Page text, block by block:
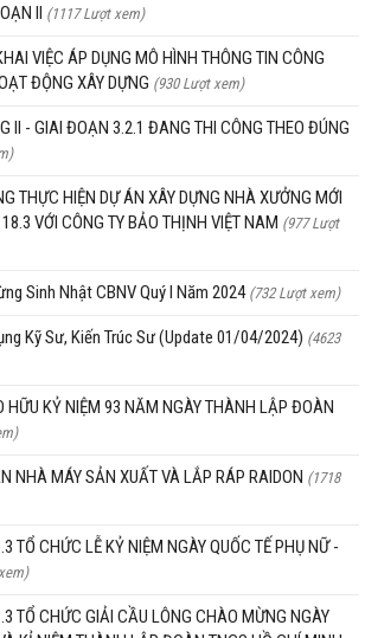
II (1117 Lượt xem)
VIỆC ÁP DỤNG MÔ HÌNH THÔNG TIN CÔNG
ĐỘNG XÂY DỰNG (930 Lượt xem)
II - GIAI ĐOẠN 3.2.1 ĐANG THI CÔNG THEO ĐÚNG
THỰC HIỆN DỰ ÁN XÂY DỰNG NHÀ XƯỞNG MỚI
VỚI CÔNG TY BẢO THỊNH VIỆT NAM (977 Lượt
Sinh Nhật CBNV Quý I Năm 2024 (732 Lượt xem)
Kỹ Sư, Kiến Trúc Sư (Update 01/04/2024) (4623
HỮU KỶ NIỆM 93 NĂM NGÀY THÀNH LẬP ĐOÀN
NHÀ MÁY SẢN XUẤT VÀ LẮP RÁP RAIDON (1718
TỔ CHỨC LỄ KỶ NIỆM NGÀY QUỐC TẾ PHỤ NỮ -
TỔ CHỨC GIẢI CẦU LÔNG CHÀO MỪNG NGÀY